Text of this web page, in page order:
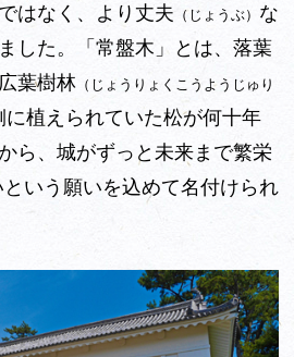
はなく、より丈夫 （じょうぶ） な
した。「常盤木」とは、落葉
葉樹林 （じょうりょくこうようじゅり
植えられていた松が何十年
ら、城がずっと未来まで繁栄
という願いを込めて名付けられ